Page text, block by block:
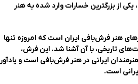
از بزرگترین خسارات وارد شده به هنر
هنر فرش‌بافی ایران است که امروزه تنها
تاریخی، با آن آشنا شد. این فرش،
ایرانی در هنر فرش‌بافی است و یادآور
است.